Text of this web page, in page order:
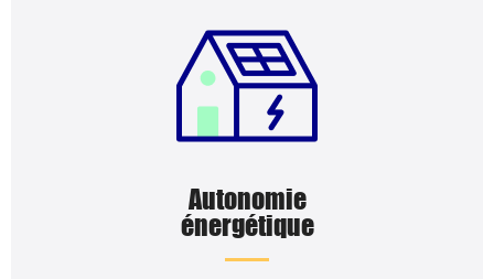
Autonomie
énergétique